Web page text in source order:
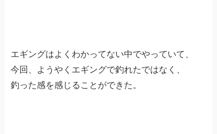
エギングはよくわかってない中でやっていて、
今回、ようやくエギングで釣れたではなく、
釣った感を感じることができた。